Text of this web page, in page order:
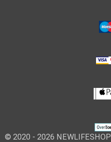
© 2020 - 2026 NEWLIFESHOP